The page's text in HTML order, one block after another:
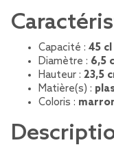
Capacité : 45 cl
Diamètre : 6,5
Hauteur : 23,5
Matière(s) :
Coloris :